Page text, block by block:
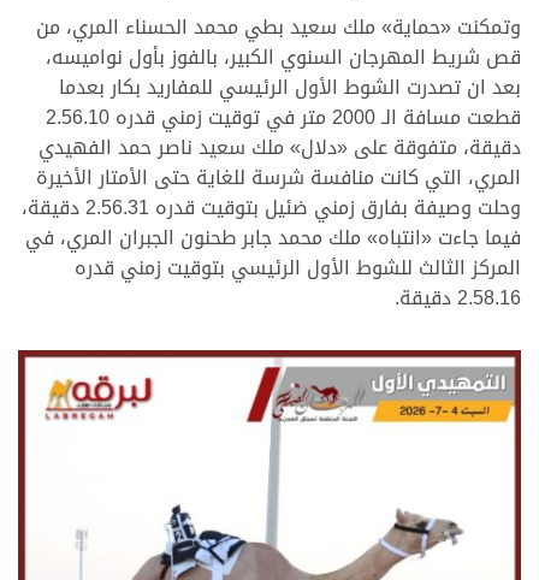
وتمكنت «حماية»ملك سعيد بطي محمد الحسناء المري، من
قص شريط المهرجان السنوي الكبير، بالفوز بأول نواميسه،
بعد ان تصدرت الشوط الأول الرئيسي للمفاريد بكار بعدما
قطعت مسافة الـ 2000 متر في توقيت زمني قدره 2.56.10
دقيقة، متفوقة على «دلال»ملك سعيد ناصر حمد الفهيدي
المري، التي كانت منافسة شرسة للغاية حتى الأمتار الأخيرة
وحلت وصيفة بفارق زمني ضئيل بتوقيت قدره 2.56.31 دقيقة،
فيما جاءت «انتباه»ملك محمد جابر طحنون الجبران المري، في
المركز الثالث للشوط الأول الرئيسي بتوقيت زمني قدره
2.58.16 دقيقة.